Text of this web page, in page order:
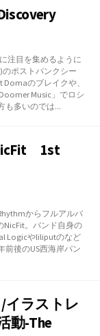
注目を集めるように
ポストパンクシー
のブレイクや、
Music」でロシ
も多いのでは...
1st
からフルアルバ
NicFit。バンド自身の
Logicやliliputのなど
前後のUS西海岸パン
イラストレ
動-The